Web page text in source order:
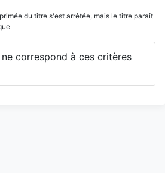
du titre s'est arrêtée, mais le titre paraît
correspond à ces critères